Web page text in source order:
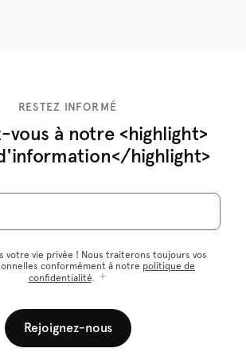
RESTEZ INFORMÉ
vous à notre <highlight>
highlight>
votre vie privée ! Nous traiterons toujours vos
conformément à notre politique de
confidentialité.
Rejoignez-nous